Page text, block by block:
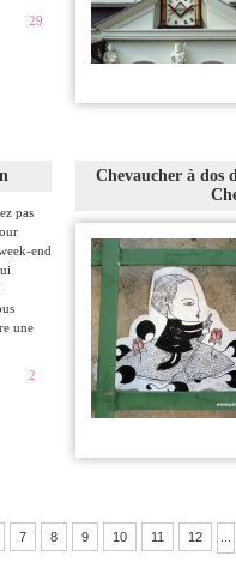
29
pas
end
une
2
Chevaucher à dos
7 8 9 10 11 12